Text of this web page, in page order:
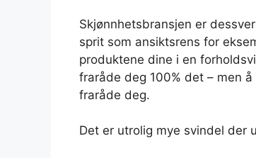
Skjønnhetsbransjen er
sprit som ansiktsrens for
produktene dine i en
fraråde deg 100% det – men
fraråde deg.
Det er utrolig mye svindel der